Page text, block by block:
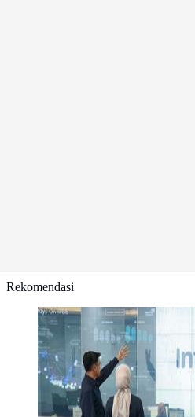
Rekomendasi